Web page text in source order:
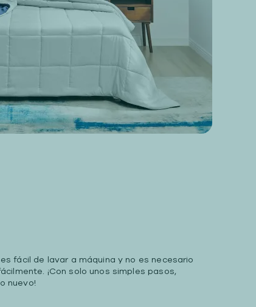
fácil de lavar a máquina y no es necesario
¡Con solo unos simples pasos,
nuevo!